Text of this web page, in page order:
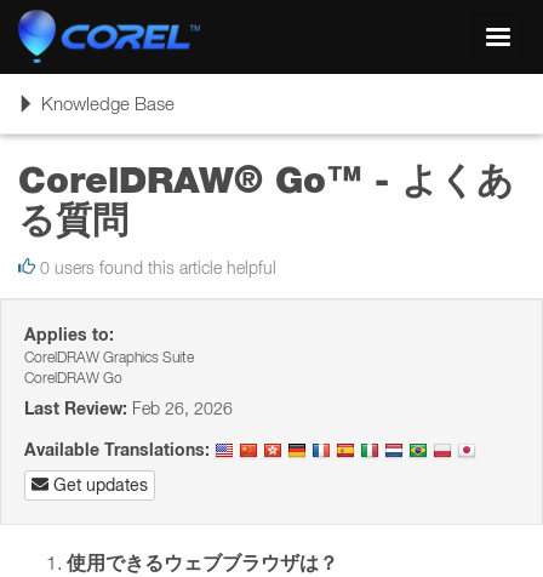
ToggleKnowledge Base
CorelDRAW® Go™ - よくあ
る質問
0 users found this article helpful
Applies to:
CorelDRAW Graphics Suite
CorelDRAW Go
Last Review: Feb 26, 2026
Available Translations:
Get updates
使用できるウェブブラウザは？